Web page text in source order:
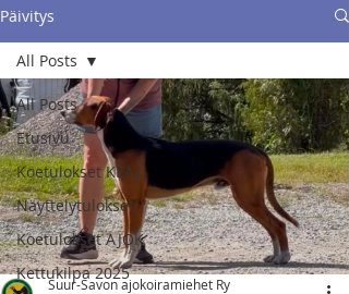
Päivitys
All Posts
Etusivu
Koetulokset KEAJ
Näyttelytulokset
Koetulokset AJOK
Kettukilpa 2025
All Posts
Suur-Savon ajokoiramiehet Ry